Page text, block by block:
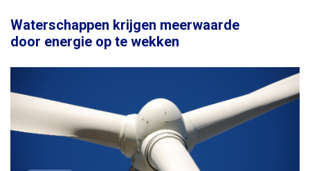
Waterschappen krijgen meerwaarde
door energie op te wekken